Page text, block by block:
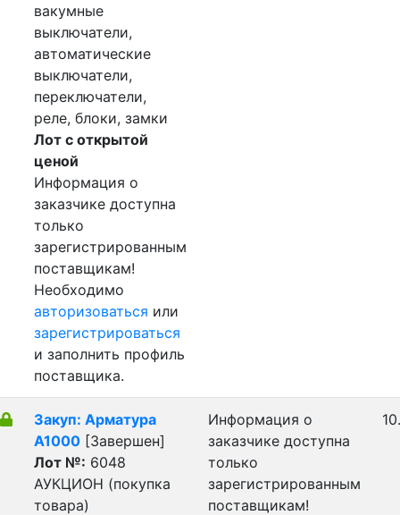
вакумные
выключатели,
автоматические
выключатели,
переключатели,
реле, блоки, замки
Лот с открытой
ценой
Информация о
заказчике доступна
только
зарегистрированным
поставщикам!
Необходимо
авторизоваться или
зарегистрироваться
и заполнить профиль
поставщика.
Закуп: Арматура
А1000 [Завершен]
Лот №: 6048
АУКЦИОН (покупка
товара)
Информация о
заказчике доступна
только
зарегистрированным
поставщикам!